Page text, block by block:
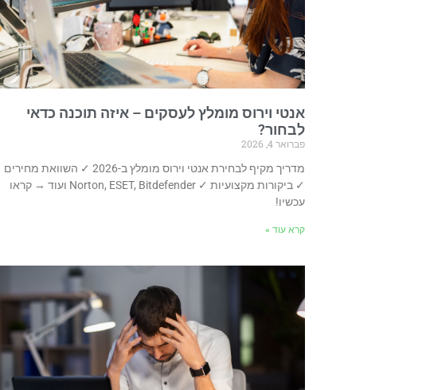
אנטי וירוס מומלץ לעסקים – איזה תוכנה כדאי
לבחור?
פברואר 4, 2026
מדריך מקיף לבחירת אנטי וירוס מומלץ ב-2026 ✓ השוואת מחירים
✓ ביקורות מקצועיות ✓ Norton, ESET, Bitdefender ועוד → קראו
עכשיו!
קרא עוד »